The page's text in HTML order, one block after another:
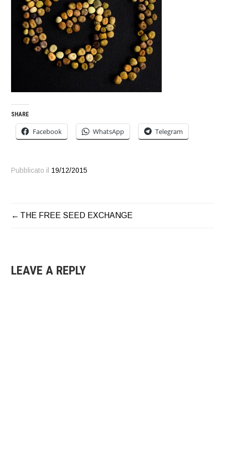
SHARE
Facebook WhatsApp Telegram
Pubblicato il 19/12/2015
NAVIGAZIONE
THE FREE SEED EXCHANGE
LEAVE A REPLY